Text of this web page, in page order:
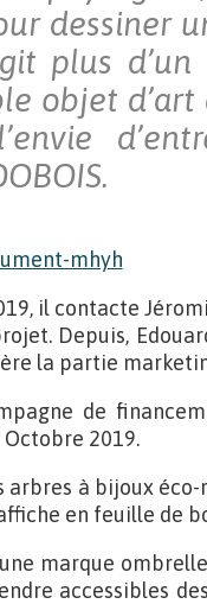
dessiner
plus
objet d’art
il contacte
Depuis,
la partie
de
2019.
arbres à bijoux
en feuille de
marque
accessibles